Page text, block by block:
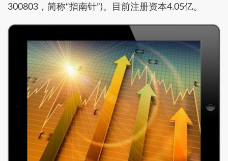
300803，简称“指南针”)。目前注册资本4.05亿。